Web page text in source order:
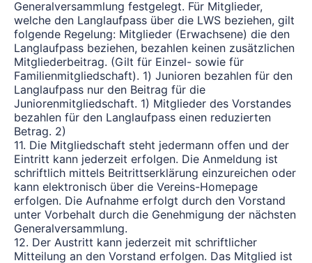
Generalversammlung festgelegt. Für Mitglieder,
welche den Langlaufpass über die LWS beziehen, gilt
folgende Regelung: Mitglieder (Erwachsene) die den
Langlaufpass beziehen, bezahlen keinen zusätzlichen
Mitgliederbeitrag. (Gilt für Einzel- sowie für
Familienmitgliedschaft). 1) Junioren bezahlen für den
Langlaufpass nur den Beitrag für die
Juniorenmitgliedschaft. 1) Mitglieder des Vorstandes
bezahlen für den Langlaufpass einen reduzierten
Betrag. 2)
11. Die Mitgliedschaft steht jedermann offen und der
Eintritt kann jederzeit erfolgen. Die Anmeldung ist
schriftlich mittels Beitrittserklärung einzureichen oder
kann elektronisch über die Vereins-Homepage
erfolgen. Die Aufnahme erfolgt durch den Vorstand
unter Vorbehalt durch die Genehmigung der nächsten
Generalversammlung.
12. Der Austritt kann jederzeit mit schriftlicher
Mitteilung an den Vorstand erfolgen. Das Mitglied ist